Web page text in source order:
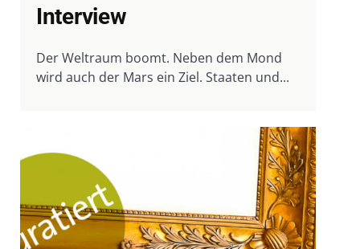
Interview
Der Weltraum boomt. Neben dem Mond
wird auch der Mars ein Ziel. Staaten und...